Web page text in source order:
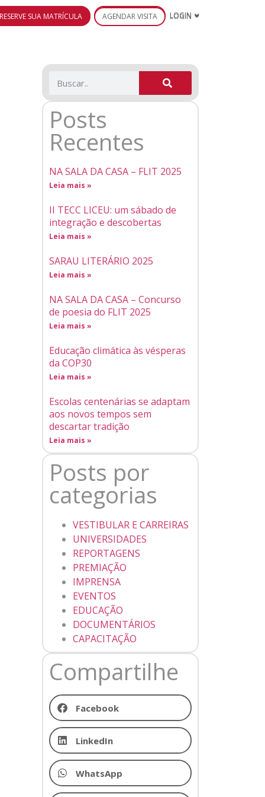
RESERVE SUA MATRÍCULA AGENDAR VISITA LOGIN
Posts
Recentes
NA SALA DA CASA – FLIT 2025
Leia mais »
II TECC LICEU: um sábado de
integração e descobertas
Leia mais »
SARAU LITERÁRIO 2025
Leia mais »
NA SALA DA CASA – Concurso
de poesia do FLIT 2025
Leia mais »
Educação climática às vésperas
da COP30
Leia mais »
Escolas centenárias se adaptam
aos novos tempos sem
descartar tradição
Leia mais »
Posts por
categorias
VESTIBULAR E CARREIRAS
UNIVERSIDADES
REPORTAGENS
PREMIAÇÃO
IMPRENSA
EVENTOS
EDUCAÇÃO
DOCUMENTÁRIOS
CAPACITAÇÃO
Compartilhe
Facebook
LinkedIn
WhatsApp